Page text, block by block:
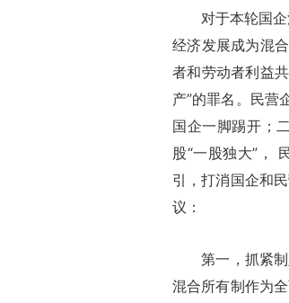
对于本轮国企
经济发展成为混
者和劳动者利益
产”的罪名。民营
国企一脚踢开；
股“一股独大”，
引，打消国企和
议：
第一，抓紧制
混合所有制作为